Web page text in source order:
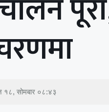
१८, सोमबार ०८:४३